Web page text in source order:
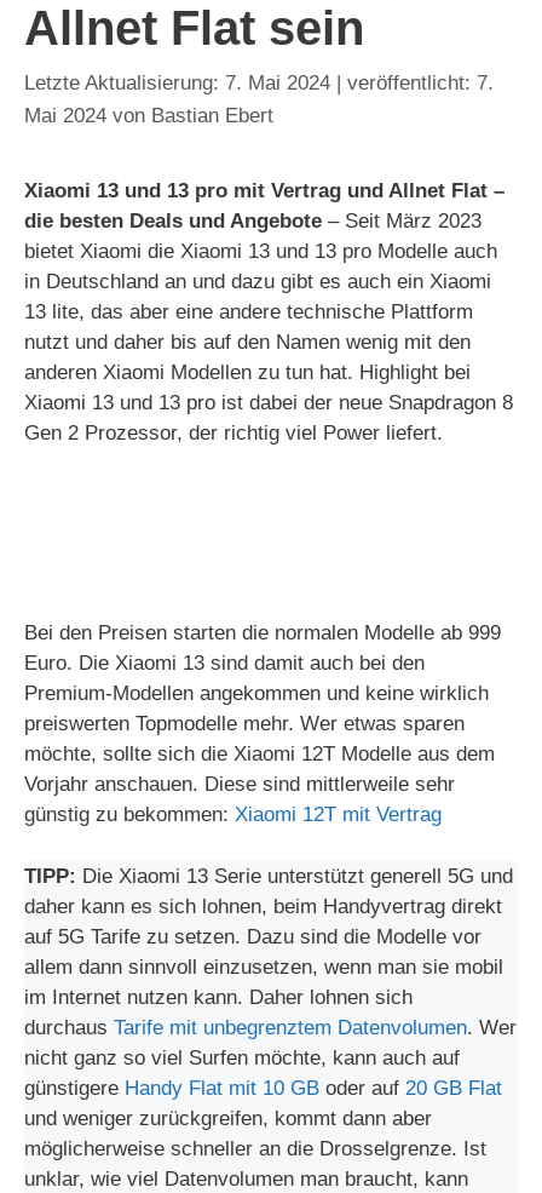
Allnet Flat sein
7. Mai 2024
7.
Mai 2024 von Bastian Ebert
Xiaomi 13 und 13 pro mit Vertrag und Allnet Flat –
die besten Deals und Angebote – Seit März 2023
bietet Xiaomi die Xiaomi 13 und 13 pro Modelle auch
in Deutschland an und dazu gibt es auch ein Xiaomi
13 lite, das aber eine andere technische Plattform
nutzt und daher bis auf den Namen wenig mit den
anderen Xiaomi Modellen zu tun hat. Highlight bei
Xiaomi 13 und 13 pro ist dabei der neue Snapdragon 8
Gen 2 Prozessor, der richtig viel Power liefert.
Bei den Preisen starten die normalen Modelle ab 999
Euro. Die Xiaomi 13 sind damit auch bei den
Premium-Modellen angekommen und keine wirklich
preiswerten Topmodelle mehr. Wer etwas sparen
möchte, sollte sich die Xiaomi 12T Modelle aus dem
Vorjahr anschauen. Diese sind mittlerweile sehr
günstig zu bekommen: Xiaomi 12T mit Vertrag
TIPP: Die Xiaomi 13 Serie unterstützt generell 5G und
daher kann es sich lohnen, beim Handyvertrag direkt
auf 5G Tarife zu setzen. Dazu sind die Modelle vor
allem dann sinnvoll einzusetzen, wenn man sie mobil
im Internet nutzen kann. Daher lohnen sich
durchaus Tarife mit unbegrenztem Datenvolumen. Wer
nicht ganz so viel Surfen möchte, kann auch auf
günstigere Handy Flat mit 10 GB oder auf 20 GB Flat
und weniger zurückgreifen, kommt dann aber
möglicherweise schneller an die Drosselgrenze. Ist
unklar, wie viel Datenvolumen man braucht, kann